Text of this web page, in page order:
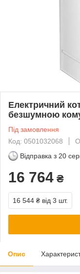
Електричний
безшумною
Під замовлення
Код: 0501032068
Відправка з 20
16 764 ₴
16 544 ₴ від 3 шт.
Опис